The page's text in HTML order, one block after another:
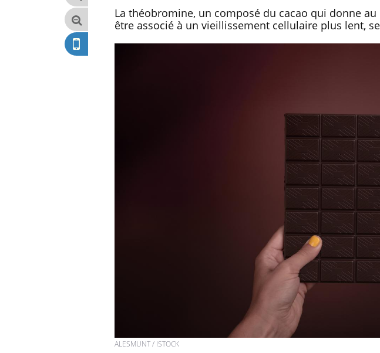
La théobromine, un composé du cacao qui donne
être associé à un vieillissement cellulaire plus lent,
ALESMUNT / ISTOCK